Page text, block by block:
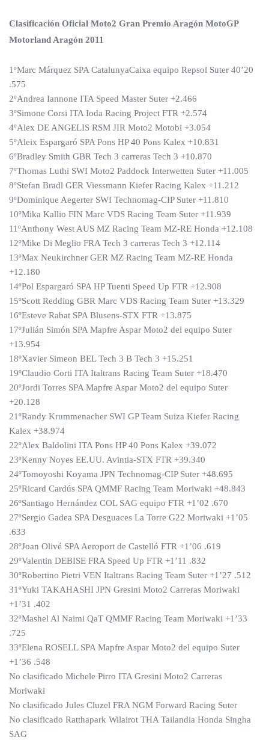
Clasificación Oficial Moto2 Gran Premio Aragón MotoGP
Motorland Aragón 2011
1ºMarc Márquez SPA CatalunyaCaixa equipo Repsol Suter 40’20
.575
2ºAndrea Iannone ITA Speed ​​Master Suter +2.466
3ºSimone Corsi ITA Ioda Racing Project FTR +2.574
4ºAlex DE ANGELIS RSM JIR Moto2 Motobi +3.054
5ºAleix Espargaró SPA Pons HP 40 Pons Kalex +10.831
6ºBradley Smith GBR Tech 3 carreras Tech 3 +10.870
7ºThomas Luthi SWI Moto2 Paddock Interwetten Suter +11.005
8ºStefan Bradl GER Viessmann Kiefer Racing Kalex +11.212
9ºDominique Aegerter SWI Technomag-CIP Suter +11.810
10ºMika Kallio FIN Marc VDS Racing Team Suter +11.939
11ºAnthony West AUS MZ Racing Team MZ-RE Honda +12.108
12ºMike Di Meglio FRA Tech 3 carreras Tech 3 +12.114
13ºMax Neukirchner GER MZ Racing Team MZ-RE Honda
+12.180
14ºPol Espargaró SPA HP Tuenti Speed ​​Up FTR +12.908
15ºScott Redding GBR Marc VDS Racing Team Suter +13.329
16ºEsteve Rabat SPA Blusens-STX FTR +13.875
17ºJulián Simón SPA Mapfre Aspar Moto2 del equipo Suter
+13.954
18ºXavier Simeon BEL Tech 3 B Tech 3 +15.251
19ºClaudio Corti ITA Italtrans Racing Team Suter +18.470
20ºJordi Torres SPA Mapfre Aspar Moto2 del equipo Suter
+20.128
21ºRandy Krummenacher SWI GP Team Suiza Kiefer Racing
Kalex +38.974
22ºAlex Baldolini ITA Pons HP 40 Pons Kalex +39.072
23ºKenny Noyes EE.UU. Avintia-STX FTR +39.340
24ºTomoyoshi Koyama JPN Technomag-CIP Suter +48.695
25ºRicard Cardús SPA QMMF Racing Team Moriwaki +48.843
26ºSantiago Hernández COL SAG equipo FTR +1’02 .670
27ºSergio Gadea SPA Desguaces La Torre G22 Moriwaki +1’05
.633
28ºJoan Olivé SPA Aeroport de Castelló FTR +1’06 .619
29ºValentin DEBISE FRA Speed ​​Up FTR +1’11 .832
30ºRobertino Pietri VEN Italtrans Racing Team Suter +1’27 .512
31ºYuki TAKAHASHI JPN Gresini Moto2 Carreras Moriwaki
+1’31 .402
32ºMashel Al Naimi QaT QMMF Racing Team Moriwaki +1’33
.725
33ºElena ROSELL SPA Mapfre Aspar Moto2 del equipo Suter
+1’36 .548
No clasificado Michele Pirro ITA Gresini Moto2 Carreras
Moriwaki
No clasificado Jules Cluzel FRA NGM Forward Racing Suter
No clasificado Ratthapark Wilairot THA Tailandia Honda Singha
SAG